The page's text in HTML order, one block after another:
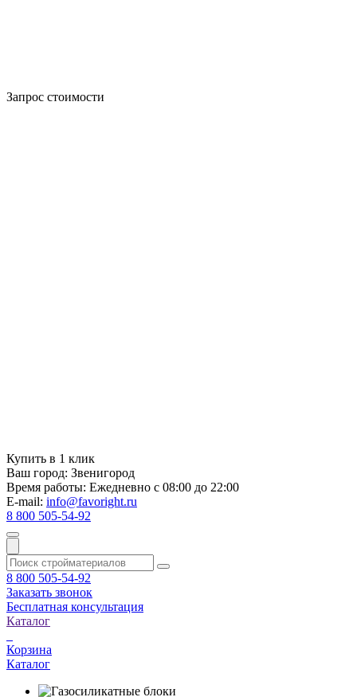
Запрос стоимости
Купить в 1 клик
Ваш город: Звенигород
Время работы: Ежедневно с 08:00 до 22:00
E-mail: info@favoright.ru
8 800 505-54-92
8 800 505-54-92
Заказать звонок
Бесплатная консультация
Каталог
Корзина
Каталог